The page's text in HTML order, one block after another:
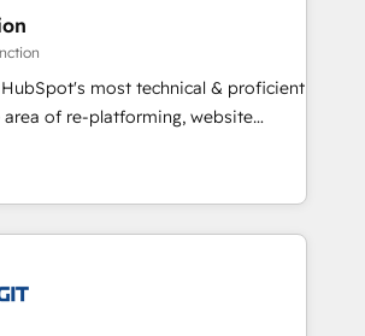
Portugal—we've executed over a
Our approach,
principles, integrates analysis,
and qualification. Leveraging
tactics, we focus on
and converting leads.
most technical & proficient
area of re-platforming, website
We specialize in multi-hub
for mid-market & enterprise
award-winning
Technical Expertise Impact